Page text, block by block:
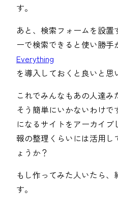
す。
あと、検索フォームを設置
ーで検索できると使い勝手
Everything
を導入しておくと良いと思
これでみんなもあの人達
そう簡単にいかないわけ
になるサイトをアーカイ
報の整理くらいには活用し
ょうか？
もし作ってみた人いたら
す。